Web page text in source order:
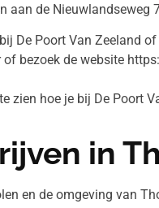
aan de Nieuwlandseweg
De Poort Van Zeeland
of bezoek de website
zien hoe je bij De Poort
in
en de omgeving van